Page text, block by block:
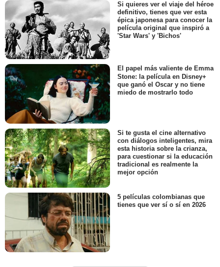
Si quieres ver el viaje del héroe
definitivo, tienes que ver esta
épica japonesa para conocer la
película original que inspiró a
'Star Wars' y 'Bichos'
El papel más valiente de Emma
Stone: la película en Disney+
que ganó el Oscar y no tiene
miedo de mostrarlo todo
Si te gusta el cine alternativo
con diálogos inteligentes, mira
esta historia sobre la crianza,
para cuestionar si la educación
tradicional es realmente la
mejor opción
5 películas colombianas que
tienes que ver sí o sí en 2026